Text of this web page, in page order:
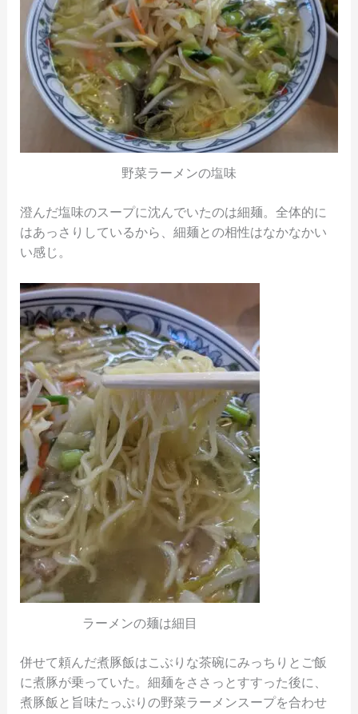
野菜ラーメンの塩味
澄んだ塩味のスープに沈んでいたのは細麺。全体的に
はあっさりしているから、細麺との相性はなかなかい
い感じ。
ラーメンの麺は細目
併せて頼んだ煮豚飯はこぶりな茶碗にみっちりとご飯
に煮豚が乗っていた。細麺をささっとすすった後に、
煮豚飯と旨味たっぷりの野菜ラーメンスープを合わせ